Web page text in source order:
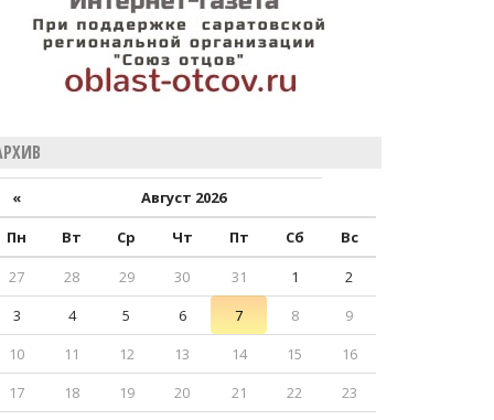
«
Август 2026
Пн
Вт Ср Чт Пт Сб
Вс
27
28 29 30 31 1
2
3
4 5 6 7 8
9
10
11 12 13 14 15
16
17
18 19 20 21 22
23